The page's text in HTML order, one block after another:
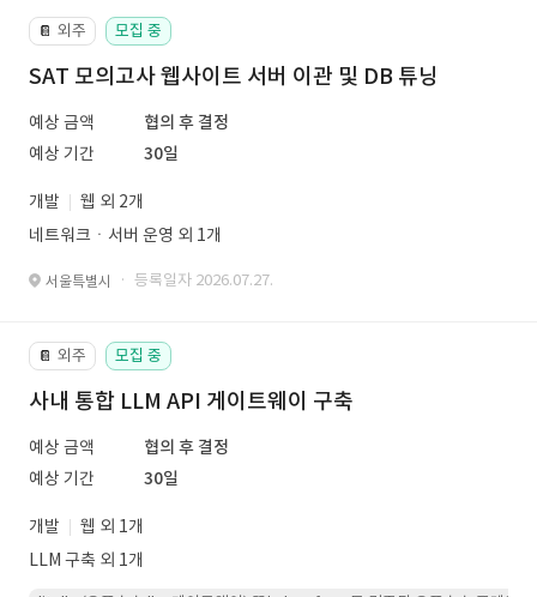
📔 외주 모집 중
SAT 모의고사 웹사이트 서버 이관 및 DB 튜닝
예상 금액
협의 후 결정
예상 기간
30일
개발
웹 외 2개
네트워크ㆍ서버 운영 외 1개
서울특별시 · 등록일자 2026.07.27.
📔 외주 모집 중
사내 통합 LLM API 게이트웨이 구축
예상 금액
협의 후 결정
예상 기간
30일
개발
웹 외 1개
LLM 구축 외 1개